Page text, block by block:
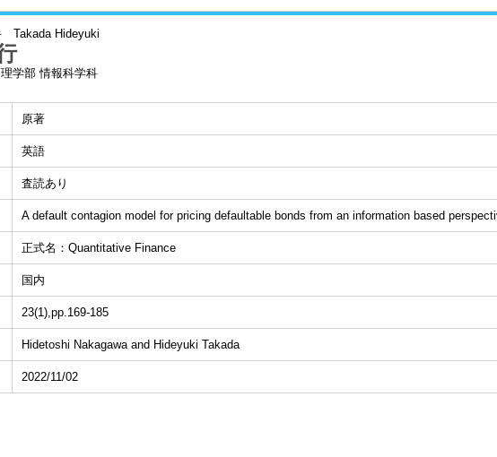
Takada Hideyuki
学部 情報科学科
原著
英語
査読あり
A default contagion model for pricing defaultable bonds from an information based
正式名：Quantitative Finance
国内
23(1),pp.169-185
Hidetoshi Nakagawa and Hideyuki Takada
2022/11/02